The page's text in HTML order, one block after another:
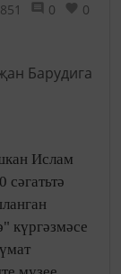
851 0 0
Ислам
күргәзмәсе